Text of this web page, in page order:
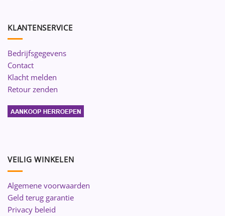
KLANTENSERVICE
Bedrijfsgegevens
Contact
Klacht melden
Retour zenden
VEILIG WINKELEN
Algemene voorwaarden
Geld terug garantie
Privacy beleid